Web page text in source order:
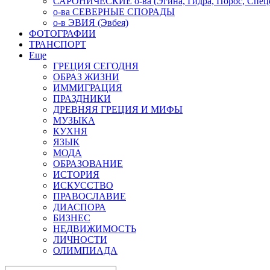
о-ва СЕВЕРНЫЕ СПОРАДЫ
о-в ЭВИЯ (Эвбея)
ФОТОГРАФИИ
ТРАНСПОРТ
Еще
ГРЕЦИЯ СЕГОДНЯ
ОБРАЗ ЖИЗНИ
ИММИГРАЦИЯ
ПРАЗДНИКИ
ДРЕВНЯЯ ГРЕЦИЯ И МИФЫ
МУЗЫКА
КУХНЯ
ЯЗЫК
МОДА
ОБРАЗОВАНИЕ
ИСТОРИЯ
ИСКУССТВО
ПРАВОСЛАВИЕ
ДИАСПОРА
БИЗНЕС
НЕДВИЖИМОСТЬ
ЛИЧНОСТИ
ОЛИМПИАДА